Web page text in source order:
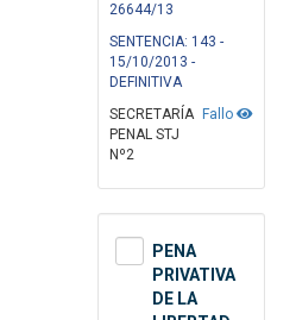
26644/13
SENTENCIA: 143 -
15/10/2013 -
DEFINITIVA
Fallo
SECRETARÍA
PENAL STJ
Nº2
PENA
PRIVATIVA
DE LA